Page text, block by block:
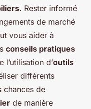
. Rester informé
de marché
vous aider à
conseils pratiques
d’outils
différents
chances de
de manière